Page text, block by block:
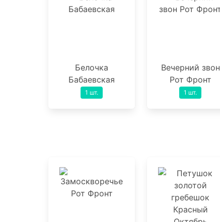
Белочка
Бабаевская
1 шт.
Вечерний звон
Рот Фронт
1 шт.